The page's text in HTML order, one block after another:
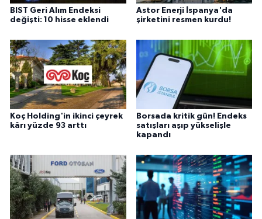
BIST Geri Alım Endeksi
değişti: 10 hisse eklendi
Astor Enerji İspanya'da
şirketini resmen kurdu!
Koç Holding'in ikinci çeyrek
kârı yüzde 93 arttı
Borsada kritik gün! Endeks
satışları aşıp yükselişle
kapandı